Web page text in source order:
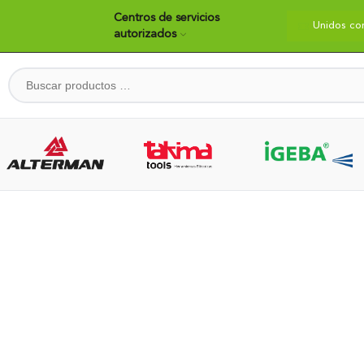
Centros de servicios
autorizados
Unidos